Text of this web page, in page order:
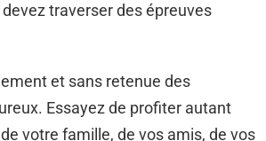
traverser des épreuves
et sans retenue des
Essayez de profiter autant
votre famille, de vos amis, de vos